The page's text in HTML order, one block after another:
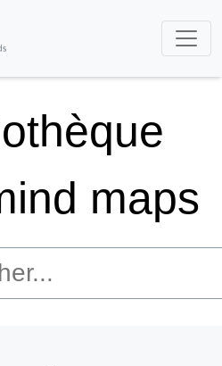
maps